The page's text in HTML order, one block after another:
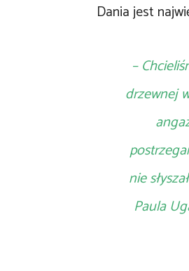
Dania jest
–
drzewnej
nie
Paula